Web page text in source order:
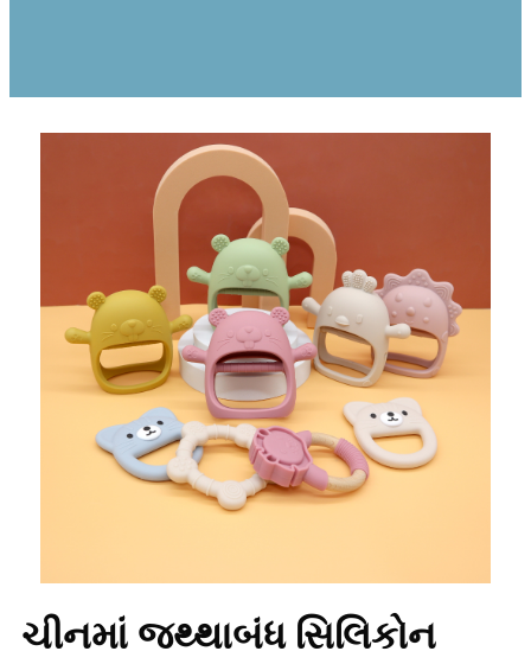
ચીનમાં જથ્થાબંધ સિલિકોન